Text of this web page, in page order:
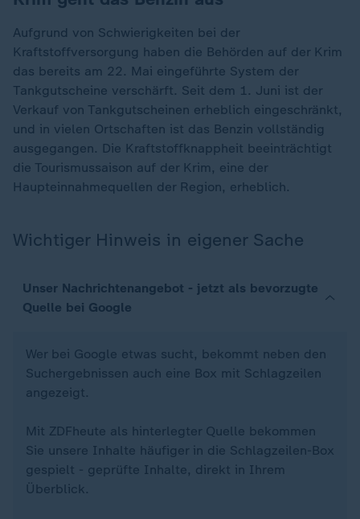
Aufgrund von Schwierigkeiten bei der
Kraftstoffversorgung haben die Behörden auf der Krim
das bereits am 22. Mai eingeführte System der
Tankgutscheine verschärft. Seit dem 1. Juni ist der
Verkauf von Tankgutscheinen erheblich eingeschränkt,
und in vielen Ortschaften ist das Benzin vollständig
ausgegangen. Die Kraftstoffknappheit beeinträchtigt
die Tourismussaison auf der Krim, eine der
Haupteinnahmequellen der Region, erheblich.
Wichtiger Hinweis in eigener Sache
Unser Nachrichtenangebot - jetzt als bevorzugte
Quelle bei Google
Wer bei Google etwas sucht, bekommt neben den
Suchergebnissen auch eine Box mit Schlagzeilen
angezeigt.
Mit ZDFheute als hinterlegter Quelle bekommen
Sie unsere Inhalte häufiger in die Schlagzeilen-Box
gespielt - geprüfte Inhalte, direkt in Ihrem
Überblick.